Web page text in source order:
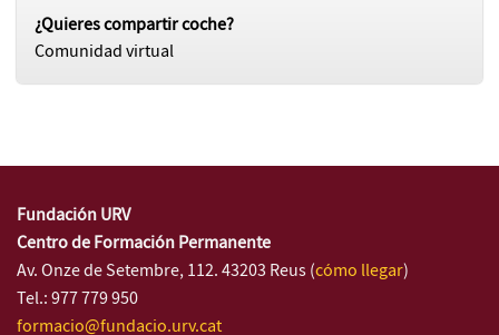
¿Quieres compartir coche?
Comunidad virtual
Fundación URV
Centro de Formación Permanente
Av. Onze de Setembre, 112. 43203 Reus (cómo llegar)
Tel.: 977 779 950
formacio@fundacio.urv.cat